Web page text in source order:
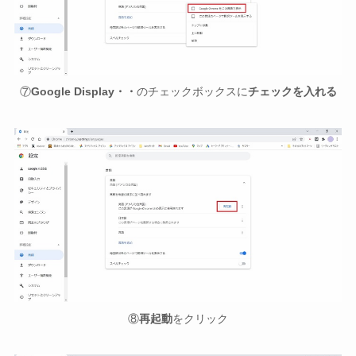
⑦Google Display・・ のチェックボックスにチェックを入れる
⑧再起動をクリック